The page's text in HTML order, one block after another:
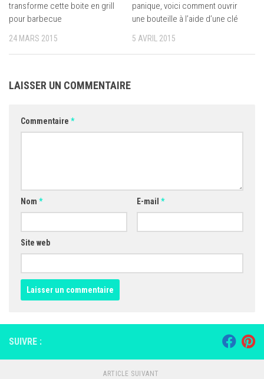
transforme cette boite en grill
pour barbecue
24 MARS 2015
panique, voici comment ouvrir
une bouteille à l’aide d’une clé
5 AVRIL 2015
LAISSER UN COMMENTAIRE
Commentaire *
Nom * E-mail *
Site web
SUIVRE :
ARTICLE SUIVANT